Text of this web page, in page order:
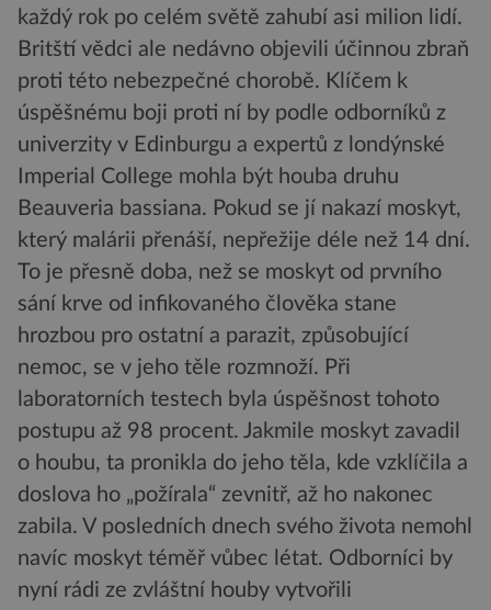
každý rok po celém světě zahubí asi milion lidí.
Britští vědci ale nedávno objevili účinnou zbraň
proti této nebezpečné chorobě. Klíčem k
úspěšnému boji proti ní by podle odborníků z
univerzity v Edinburgu a expertů z londýnské
Imperial College mohla být houba druhu
Beauveria bassiana. Pokud se jí nakazí moskyt,
který malárii přenáší, nepřežije déle než 14 dní.
To je přesně doba, než se moskyt od prvního
sání krve od infikovaného člověka stane
hrozbou pro ostatní a parazit, způsobující
nemoc, se v jeho těle rozmnoží. Při
laboratorních testech byla úspěšnost tohoto
postupu až 98 procent. Jakmile moskyt zavadil
o houbu, ta pronikla do jeho těla, kde vzklíčila a
doslova ho „požírala“ zevnitř, až ho nakonec
zabila. V posledních dnech svého života nemohl
navíc moskyt téměř vůbec létat. Odborníci by
nyní rádi ze zvláštní houby vytvořili